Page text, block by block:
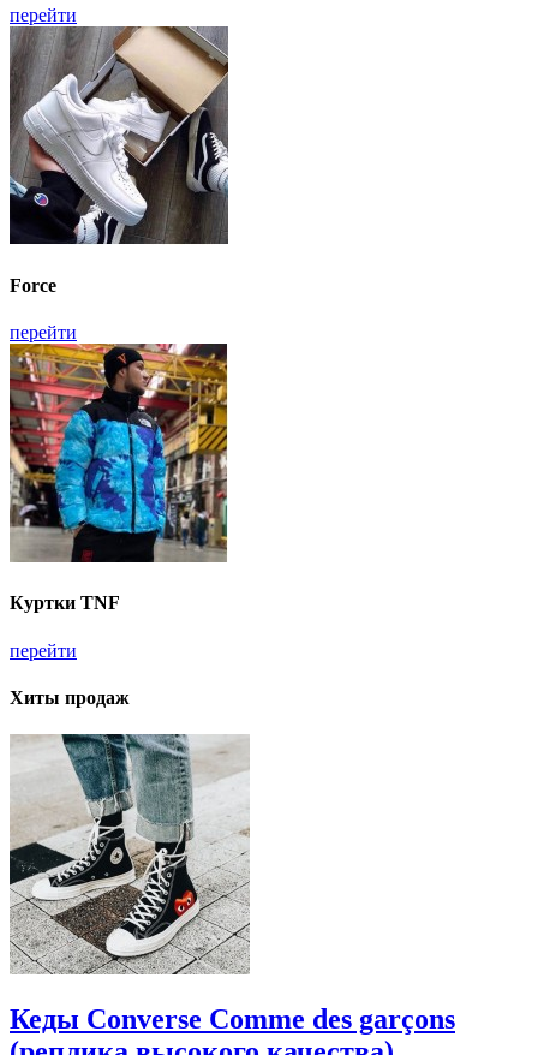
перейти
Force
перейти
Куртки TNF
перейти
Хиты продаж
Кеды Converse Comme des garçons